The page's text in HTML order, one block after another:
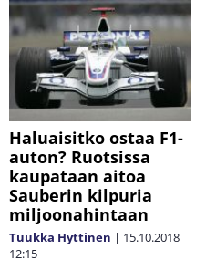
Haluaisitko ostaa F1-
auton? Ruotsissa
kaupataan aitoa
Sauberin kilpuria
miljoonahintaan
Tuukka Hyttinen | 15.10.2018
12:15